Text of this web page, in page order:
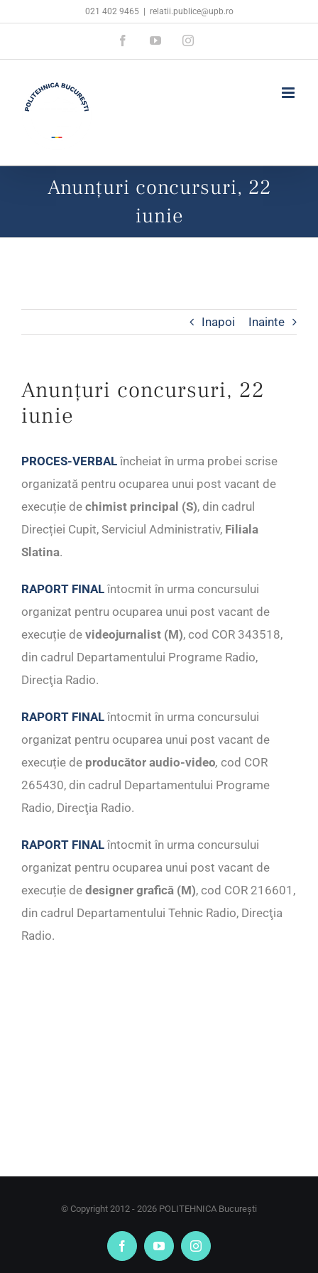
content
021 402 9465 relatii.publice@upb.ro
FacebookYouTubeInstagram
Anunțuri concursuri, 22
iunie
Inapoi Inainte
Anunțuri concursuri, 22
iunie
PROCES-VERBAL încheiat în urma probei scrise
organizată pentru ocuparea unui post vacant de
execuție de chimist principal (S), din cadrul
Direcției Cupit, Serviciul Administrativ, Filiala
Slatina.
RAPORT FINAL întocmit în urma concursului
organizat pentru ocuparea unui post vacant de
execuție de videojurnalist (M), cod COR 343518,
din cadrul Departamentului Programe Radio,
Direcţia Radio.
RAPORT FINAL întocmit în urma concursului
organizat pentru ocuparea unui post vacant de
execuție de producător audio-video, cod COR
265430, din cadrul Departamentului Programe
Radio, Direcţia Radio.
RAPORT FINAL întocmit în urma concursului
organizat pentru ocuparea unui post vacant de
execuție de designer grafică (M), cod COR 216601,
din cadrul Departamentului Tehnic Radio, Direcţia
Radio.
© Copyright 2012 - 2026 POLITEHNICA București
FacebookYouTubeInstagram